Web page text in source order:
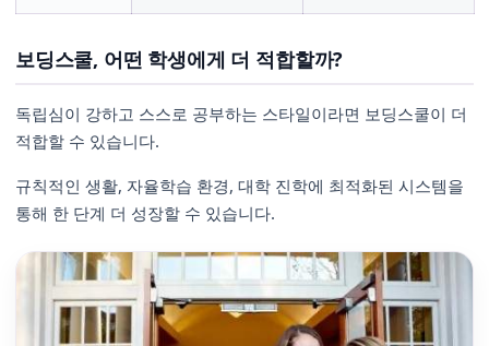
보딩스쿨, 어떤 학생에게 더 적합할까?
독립심이 강하고 스스로 공부하는 스타일이라면 보딩스쿨이 더
적합할 수 있습니다.
규칙적인 생활, 자율학습 환경, 대학 진학에 최적화된 시스템을
통해 한 단계 더 성장할 수 있습니다.